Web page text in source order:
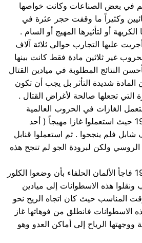
في بعض الصناعات وكانت خواصها
وكثيراً ما وقفت حجر عثرة في
الكريهة أو لتأثيرها المهيج أو السام .
عليها التجارب حوالي ثلاثة آلاف
غير ثلاثين مادة فقط كانت بينها
النتائج المطلوبة في ميادين القتال
شديدة التأثر بل يجب أن تكون
التي تجعلها صالحة لأغراض القتال .
الغازات في الحروب العالمية
الأولى في 21 أكتوبر 1914 حيث استعملوا غازا مهيجاً ( أحد
فلم ينجحوا . ثم استعملوا قنابل
ولكن لبرودة الجو لم تنجح هذه
وفي 22- 24 نيسان 1915 فاجأ الألمان الحلفاء بأن وضعوا الكلور
هذه الاسطوانات إلى ميادين
المناسب حيث كان اتجاه الريح نحو
الاسطوانات فانطلق من فوهاتها غاز
الرياح إلى أماكن العدو وهو